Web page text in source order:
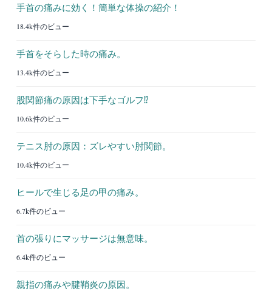
手首の痛みに効く！簡単な体操の紹介！
18.4k件のビュー
手首をそらした時の痛み。
13.4k件のビュー
股関節痛の原因は下手なゴルフ⁉︎
10.6k件のビュー
テニス肘の原因：ズレやすい肘関節。
10.4k件のビュー
ヒールで生じる足の甲の痛み。
6.7k件のビュー
首の張りにマッサージは無意味。
6.4k件のビュー
親指の痛みや腱鞘炎の原因。